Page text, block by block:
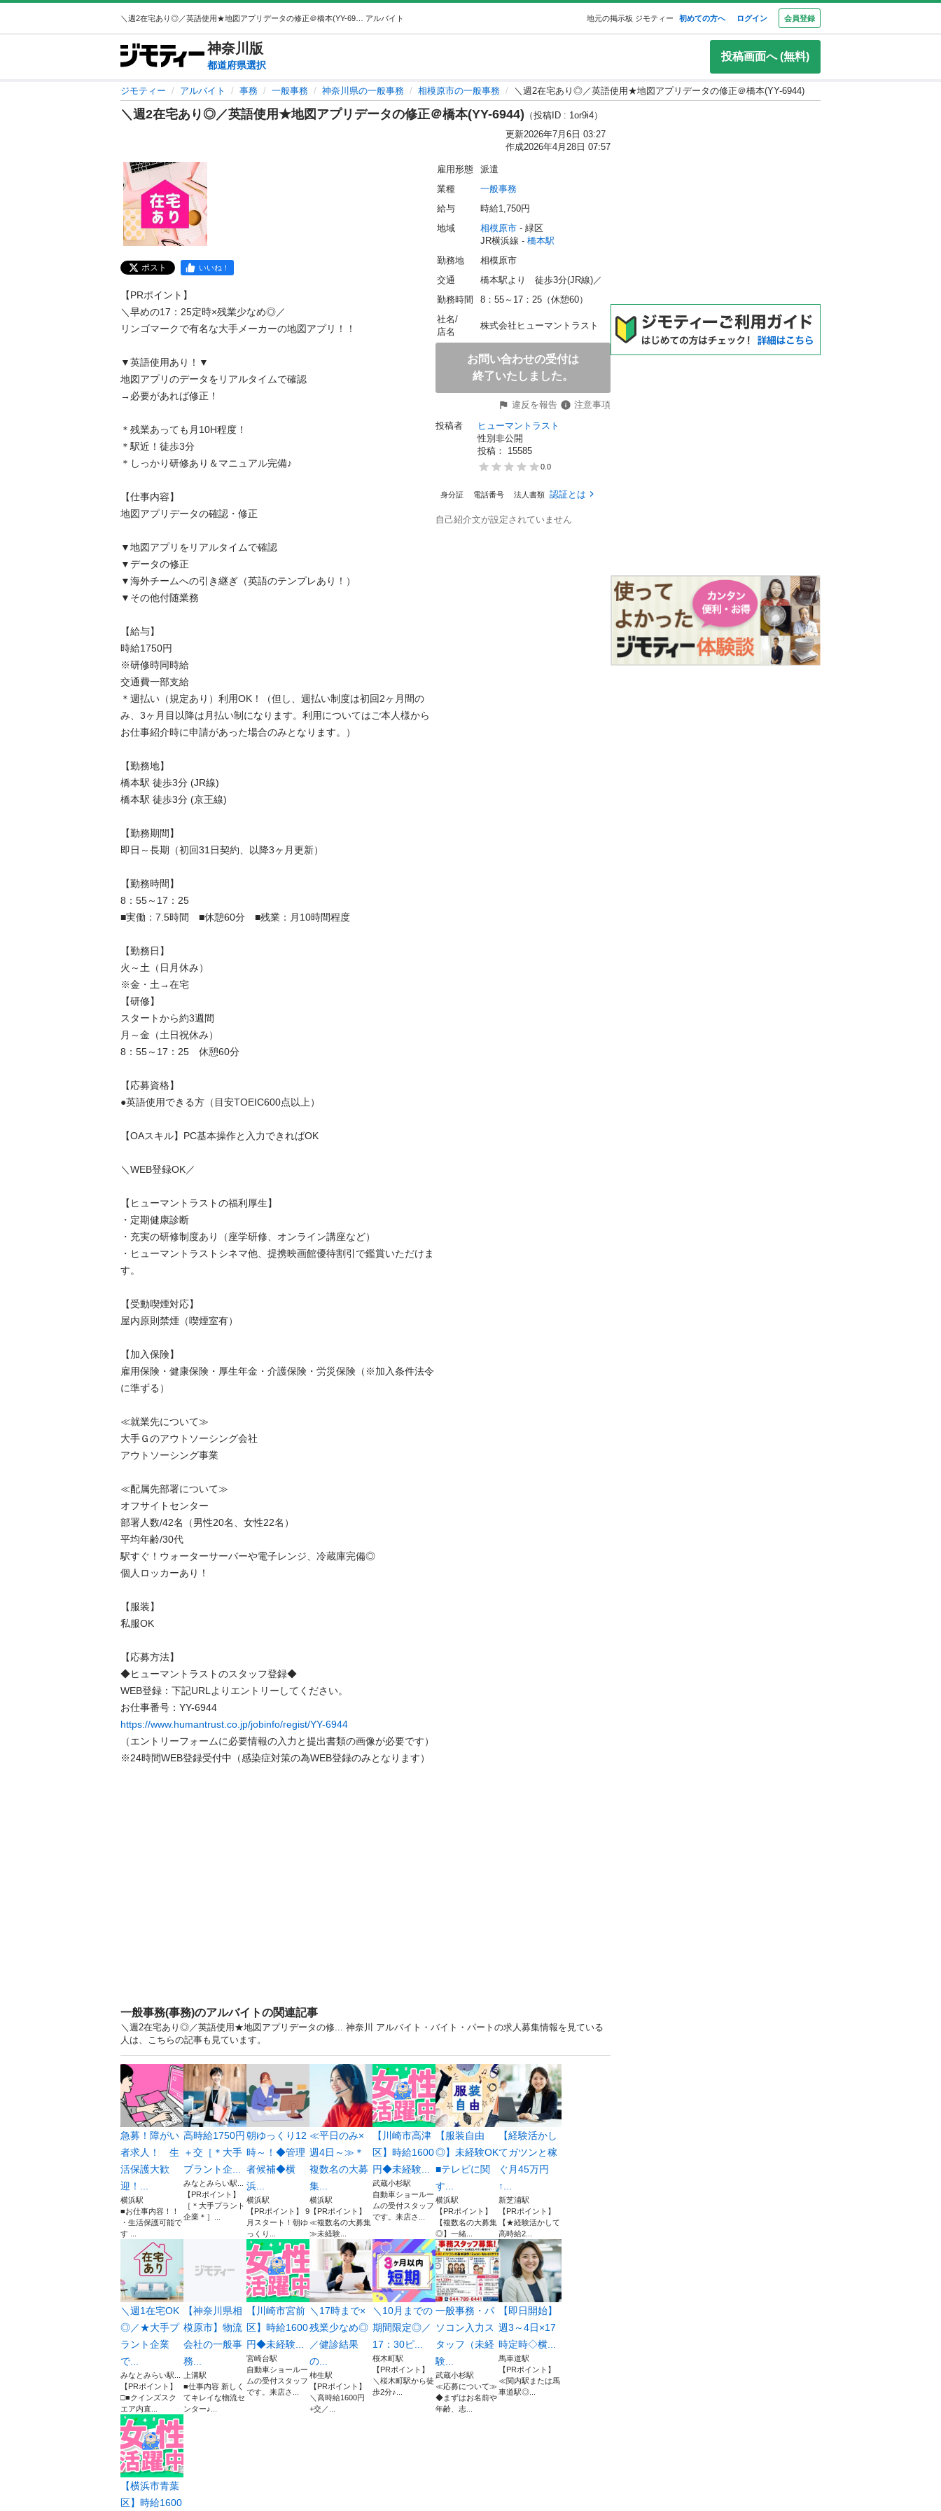
アルバイト 地元の掲示板 ジモティー 初めての方へ ログイン 会員登録
神奈川 版
都道府県選択
投稿画面へ (無料)
ジモティー アルバイト 事務 一般事務 神奈川県の一般事務 相模原市の一般事務 ＼週2在宅あり◎／英語使用★地図アプリデータの修正＠橋本(YY-6944)
＼週2在宅あり◎／英語使用★地図アプリデータの修正＠橋本(YY-6944) （投稿ID : 1or9i4）
更新2026年7月6日 03:27
作成2026年4月28日 07:57
ポスト いいね！
【PRポイント】
＼早めの17：25定時×残業少なめ◎／
リンゴマークで有名な大手メーカーの地図アプリ！！
▼英語使用あり！▼
地図アプリのデータをリアルタイムで確認
→必要があれば修正！
＊残業あっても月10H程度！
＊駅近！徒歩3分
＊しっかり研修あり＆マニュアル完備♪
【仕事内容】
地図アプリデータの確認・修正
▼地図アプリをリアルタイムで確認
▼データの修正
▼海外チームへの引き継ぎ（英語のテンプレあり！）
▼その他付随業務
【給与】
時給1750円
※研修時同時給
交通費一部支給
＊週払い（規定あり）利用OK！（但し、週払い制度は初回2ヶ月間の
み、3ヶ月目以降は月払い制になります。利用についてはご本人様から
お仕事紹介時に申請があった場合のみとなります。）
【勤務地】
橋本駅 徒歩3分 (JR線)
橋本駅 徒歩3分 (京王線)
【勤務期間】
即日～長期（初回31日契約、以降3ヶ月更新）
【勤務時間】
8：55～17：25
■実働：7.5時間　■休憩60分　■残業：月10時間程度
【勤務日】
火～土（日月休み）
※金・土→在宅
【研修】
スタートから約3週間
月～金（土日祝休み）
8：55～17：25　休憩60分
【応募資格】
●英語使用できる方（目安TOEIC600点以上）
【OAスキル】PC基本操作と入力できればOK
＼WEB登録OK／
【ヒューマントラストの福利厚生】
・定期健康診断
・充実の研修制度あり（座学研修、オンライン講座など）
・ヒューマントラストシネマ他、提携映画館優待割引で鑑賞いただけま
す。
【受動喫煙対応】
屋内原則禁煙（喫煙室有）
【加入保険】
雇用保険・健康保険・厚生年金・介護保険・労災保険（※加入条件法令
に準ずる）
≪就業先について≫
大手Ｇのアウトソーシング会社
アウトソーシング事業
≪配属先部署について≫
オフサイトセンター
部署人数/42名（男性20名、女性22名）
平均年齢/30代
駅すぐ！ウォーターサーバーや電子レンジ、冷蔵庫完備◎
個人ロッカーあり！
【服装】
私服OK
【応募方法】
◆ヒューマントラストのスタッフ登録◆
WEB登録：下記URLよりエントリーしてください。
https://www.humantrust.co.jp/jobinfo/regist/YY-6944
（エントリーフォームに必要情報の入力と提出書類の画像が必要です）
※24時間WEB登録受付中（感染症対策の為WEB登録のみとなります）
雇用形態
派遣
業種
一般事務
給与
時給1,750円
地域
相模原市 - 緑区
JR横浜線 - 橋本駅
勤務地
相模原市
交通
橋本駅より　徒歩3分(JR線)／
勤務時間
8：55～17：25（休憩60）
社名/
店名
株式会社ヒューマントラスト
お問い合わせの受付は
終了いたしました。
違反を報告
注意事項
投稿者
ヒューマントラスト
性別非公開
投稿： 15585
0.0
身分証 電話番号 法人書類 認証とは
自己紹介文が設定されていません
一般事務(事務)のアルバイトの関連記事
＼週2在宅あり◎／英語使用★地図アプリデータの修... 神奈川 アルバイト・バイト・パートの求人募集情報を見ている
人は、こちらの記事も見ています。
急募！障がい
者求人！ 生
活保護大歓
迎！...
横浜駅
■お仕事内容！！
・生活保護可能で
す ...
高時給1750円
＋交［＊大手
プラント企...
みなとみらい駅...
【PRポイント】
［＊大手プラント
企業＊］...
朝ゆっくり12
時～！◆管理
者候補◆横
浜...
横浜駅
【PRポイント】 9
月スタート！朝ゆ
っくり...
≪平日のみ×
週4日～≫＊
複数名の大募
集...
横浜駅
【PRポイント】
≪複数名の大募集
≫未経験...
【川崎市高津
区】時給1600
円◆未経験...
武蔵小杉駅
自動車ショールー
ムの受付スタッフ
です。来店さ...
【服装自由
◎】未経験OK
■テレビに関
す...
横浜駅
【PRポイント】
【複数名の大募集
◎】一緒...
【経験活かし
てガツンと稼
ぐ月45万円
↑...
新芝浦駅
【PRポイント】
【★経験活かして
高時給2...
＼週1在宅OK
◎／★大手プ
ラント企業
で...
みなとみらい駅...
【PRポイント】
□■クインズスク
エア内直...
【神奈川県相
模原市】物流
会社の一般事
務...
上溝駅
■仕事内容 新しく
てキレイな物流セ
ンター♪...
【川崎市宮前
区】時給1600
円◆未経験...
宮崎台駅
自動車ショールー
ムの受付スタッフ
です。来店さ...
＼17時まで×
残業少なめ◎
／健診結果
の...
柿生駅
【PRポイント】
＼高時給1600円
+交／...
＼10月までの
期間限定◎／
17：30ピ...
桜木町駅
【PRポイント】
＼桜木町駅から徒
歩2分♪...
一般事務・パ
ソコン入力ス
タッフ（未経
験...
武蔵小杉駅
≪応募について≫
◆まずはお名前や
年齢、志...
【即日開始】
週3～4日×17
時定時◇横...
馬車道駅
【PRポイント】
≪関内駅または馬
車道駅◎...
【横浜市青葉
区】時給1600